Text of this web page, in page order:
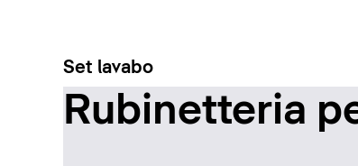
Set lavabo
Rubinetteria